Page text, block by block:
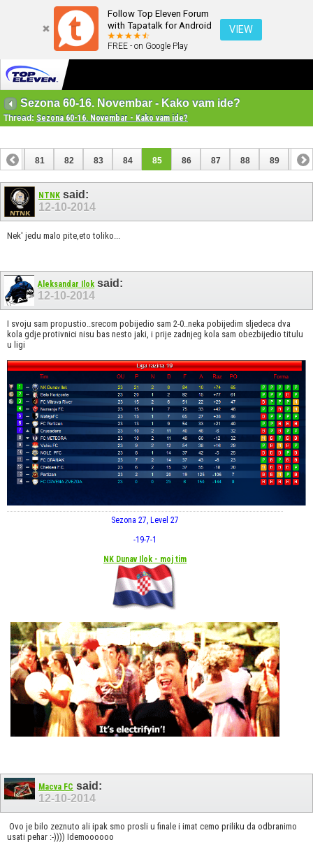
Follow Top Eleven Forum
with Tapatalk for Android
FREE - on Google Play
VIEW
Sezona 60-16. Novembar - Kako vam ide?
Thread: Sezona 60-16. Novembar - Kako vam ide?
80 81 82 83 84 85 86 87 88 89 90
100 101
NTNK said:
12-10-2014
Nek' jedu malo pite,eto toliko...
Aleksandar Ilok said:
12-10-2014
I svoju sam propustio..srecom pobijedio sam 2-0..neka pobijedim sljedeca dva
kola gdje protivnici nisu bas nesto jaki, i prije zadnjeg kola sam obezbijedio titulu
u ligi
Sezona 27, Level 27
-19-7-1
NK Dunav Ilok - moj tim
Macva FC said:
12-10-2014
Ovo je bilo zeznuto ali ipak smo prosli u finale i imat cemo priliku da odbranimo
usati pehar :-)))) Idemoooooo